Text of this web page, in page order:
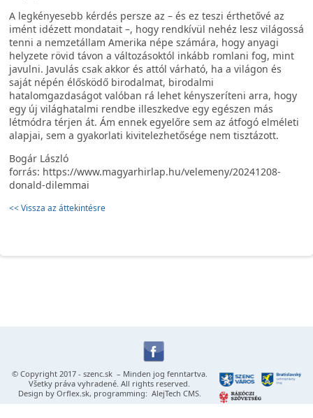
A legkényesebb kérdés persze az – és ez teszi érthetővé az
imént idézett mondatait –, hogy rendkívül nehéz lesz világossá
tenni a nemzetállam Amerika népe számára, hogy anyagi
helyzete rövid távon a változásoktól inkább romlani fog, mint
javulni. Javulás csak akkor és attól várható, ha a világon és
saját népén élősködő birodalmat, birodalmi
hatalomgazdaságot valóban rá lehet kényszeríteni arra, hogy
egy új világhatalmi rendbe illeszkedve egy egészen más
létmódra térjen át. Ám ennek egyelőre sem az átfogó elméleti
alapjai, sem a gyakorlati kivitelezhetősége nem tisztázott.
Bogár László
forrás: https://www.magyarhirlap.hu/velemeny/20241208-
donald-dilemmai
<< Vissza az áttekintésre
© Copyright 2017 - szenc.sk– Minden jog fenntartva.
Všetky práva vyhradené. All rights reserved.
Design by Orflex.sk, programming: AlejTech CMS.